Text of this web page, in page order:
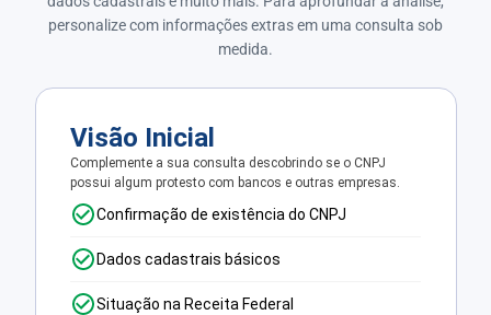
personalize com informações extras em uma consulta sob
medida.
Visão Inicial
Complemente a sua consulta descobrindo se o CNPJ
possui algum protesto com bancos e outras empresas.
Confirmação de existência do CNPJ
Dados cadastrais básicos
Situação na Receita Federal